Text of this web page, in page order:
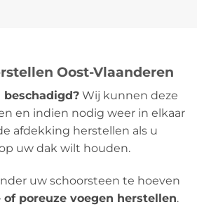
Oost-Vlaanderen
beschadigd? Wij kunnen deze
en indien nodig weer in elkaar
afdekking herstellen als u
uw dak wilt houden.
uw schoorsteen te hoeven
of poreuze voegen herstellen.